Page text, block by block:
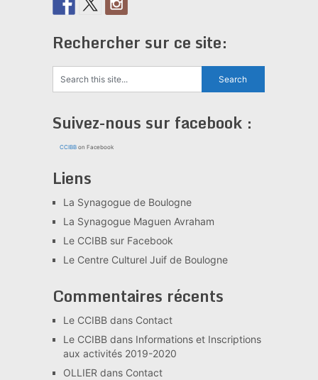
Rechercher sur ce site:
Suivez-nous sur facebook :
CCIBBon Facebook
Liens
La Synagogue de Boulogne
La Synagogue Maguen Avraham
Le CCIBB sur Facebook
Le Centre Culturel Juif de Boulogne
Commentaires récents
Le CCIBBdans Contact
Le CCIBBdans Informations et Inscriptions
aux activités 2019-2020
OLLIER dans Contact